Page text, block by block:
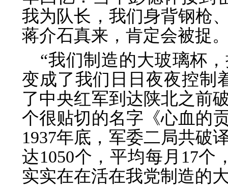
我为队长，我们身背钢枪
蒋介石真来，肯定会被捉
“我们制造的大玻璃杯
变成了我们日日夜夜控制
了中央红军到达陕北之前
个很贴切的名字《心血的
1937年底，军委二局共破
达1050个，平均每月17个
实实在在活在我党制造的